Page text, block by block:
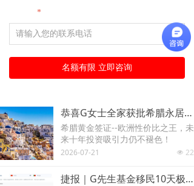
*
名额有限 立即咨询
恭喜G女士全家获批希腊永居！2年拿卡：慢，是2026年最好的消息
希腊黄金签证--欧洲性价比之王，未
来十年投资吸引力仍不褪色！
넶 22
2026-07-21
捷报｜G先生基金移民10天极速获批！葡萄牙移民局“效率革命"真的来了